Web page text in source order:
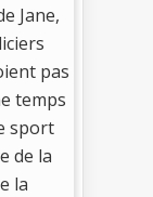
Jane,
pas
temps
sport
de la
la